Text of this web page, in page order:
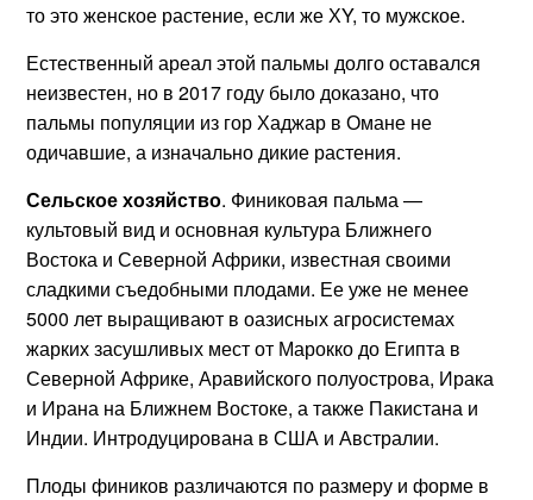
то это женское растение, если же ХY, то мужское.
Естественный ареал этой пальмы долго оставался
неизвестен, но в 2017 году было доказано, что
пальмы популяции из гор Хаджар в Омане не
одичавшие, а изначально дикие растения.
Сельское хозяйство. Финиковая пальма —
культовый вид и основная культура Ближнего
Востока и Северной Африки, известная своими
сладкими съедобными плодами. Ее уже не менее
5000 лет выращивают в оазисных агросистемах
жарких засушливых мест от Марокко до Египта в
Северной Африке, Аравийского полуострова, Ирака
и Ирана на Ближнем Востоке, а также Пакистана и
Индии. Интродуцирована в США и Австралии.
Плоды фиников различаются по размеру и форме в